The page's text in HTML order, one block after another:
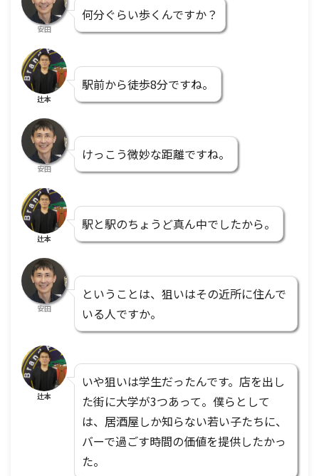
安田
何分ぐらい歩くんですか？
辻本
駅前から徒歩8分ですね。
安田
けっこう微妙な距離ですね。
辻本
駅と駅のちょうど真ん中でしたから。
安田
ということは、狙いはその近所に住んで
いる人ですか。
辻本
いや狙いは学生だったんです。店を出し
た街に大学が3つあって。僕らとして
は、居酒屋しか知らない若い子たちに、
バーで過ごす時間の価値を提供したかっ
た。